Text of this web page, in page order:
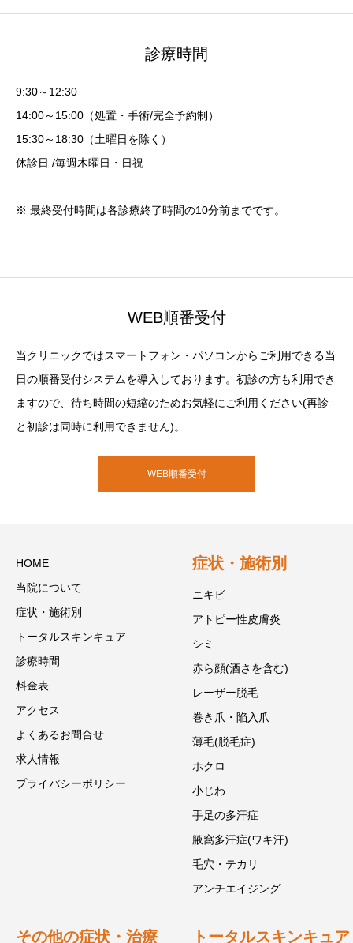
診療時間
9:30～12:30
14:00～15:00（処置・手術/完全予約制）
15:30～18:30（土曜日を除く）
休診日 /毎週木曜日・日祝
※ 最終受付時間は各診療終了時間の10分前までです。
WEB順番受付
当クリニックではスマートフォン・パソコンからご利用できる当
日の順番受付システムを導入しております。初診の方も利用でき
ますので、待ち時間の短縮のためお気軽にご利用ください(再診
と初診は同時に利用できません)。
WEB順番受付
HOME
当院について
症状・施術別
トータルスキンキュア
診療時間
料金表
アクセス
よくあるお問合せ
求人情報
プライバシーポリシー
症状・施術別
ニキビ
アトピー性皮膚炎
シミ
赤ら顔(酒さを含む)
レーザー脱毛
巻き爪・陥入爪
薄毛(脱毛症)
ホクロ
小じわ
手足の多汗症
腋窩多汗症(ワキ汗)
毛穴・テカリ
アンチエイジング
その他の症状・治療 トータルスキンキュア